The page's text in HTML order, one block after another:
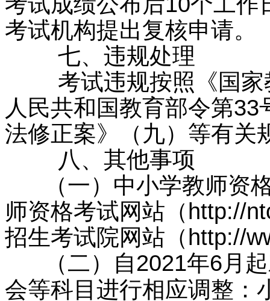
考试机构提出复核申请。
七、违规处理
考试违规按照《国家
人民共和国教育部令第
法修正案》（九）等有关
八、其他事项
（一）中小学教师资格
师资格考试网站（http://
招生考试院网站（http://
（二）自2021年6月起
会等科目进行相应调整：